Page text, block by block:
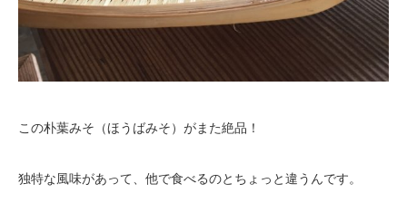
この朴葉みそ（ほうばみそ）がまた絶品！
独特な風味があって、他で食べるのとちょっと違うんです。